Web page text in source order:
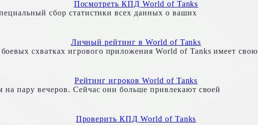
Посмотреть КПД World of Tanks
сбор статистики всех данных о ваших
Личный рейтинг в World of Tanks
схватках игрового приложения World of Tanks имеет свою
Рейтинг игроков World of Tanks
пару вечеров. Сейчас они больше привлекают своей
Проверить КПД World of Tanks